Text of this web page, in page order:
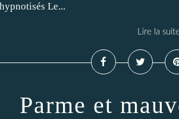
Le...
Lire la suite
Parme et